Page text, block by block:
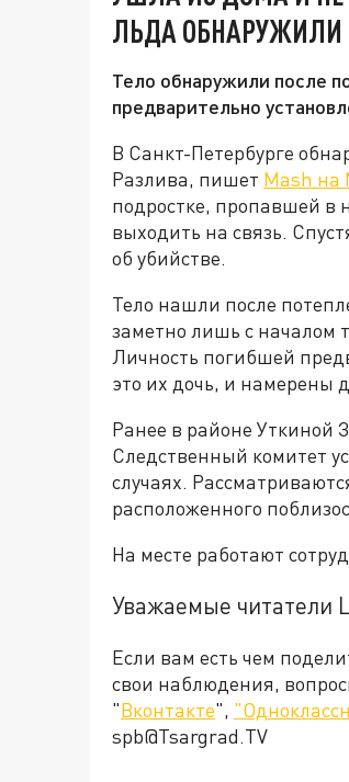
ЛЬДА
Тело обнаружили после
предварительно
В Санкт-Петербурге
Разлива, пишет Mash на
подростке, пропавшей в
выходить на связь.
об убийстве.
Тело нашли после
заметно лишь с началом
Личность погибшей
это их дочь, и намерены
Ранее в районе Уткиной
Следственный комитет
случаях.
расположенного
На месте работают
Уважаемые читатели
Если вам есть чем
свои наблюдения,
"Вконтакте",
spb@Tsargrad.TV